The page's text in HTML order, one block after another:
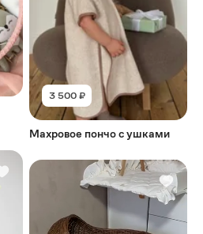
3 500 ₽
Махровое пончо с ушками